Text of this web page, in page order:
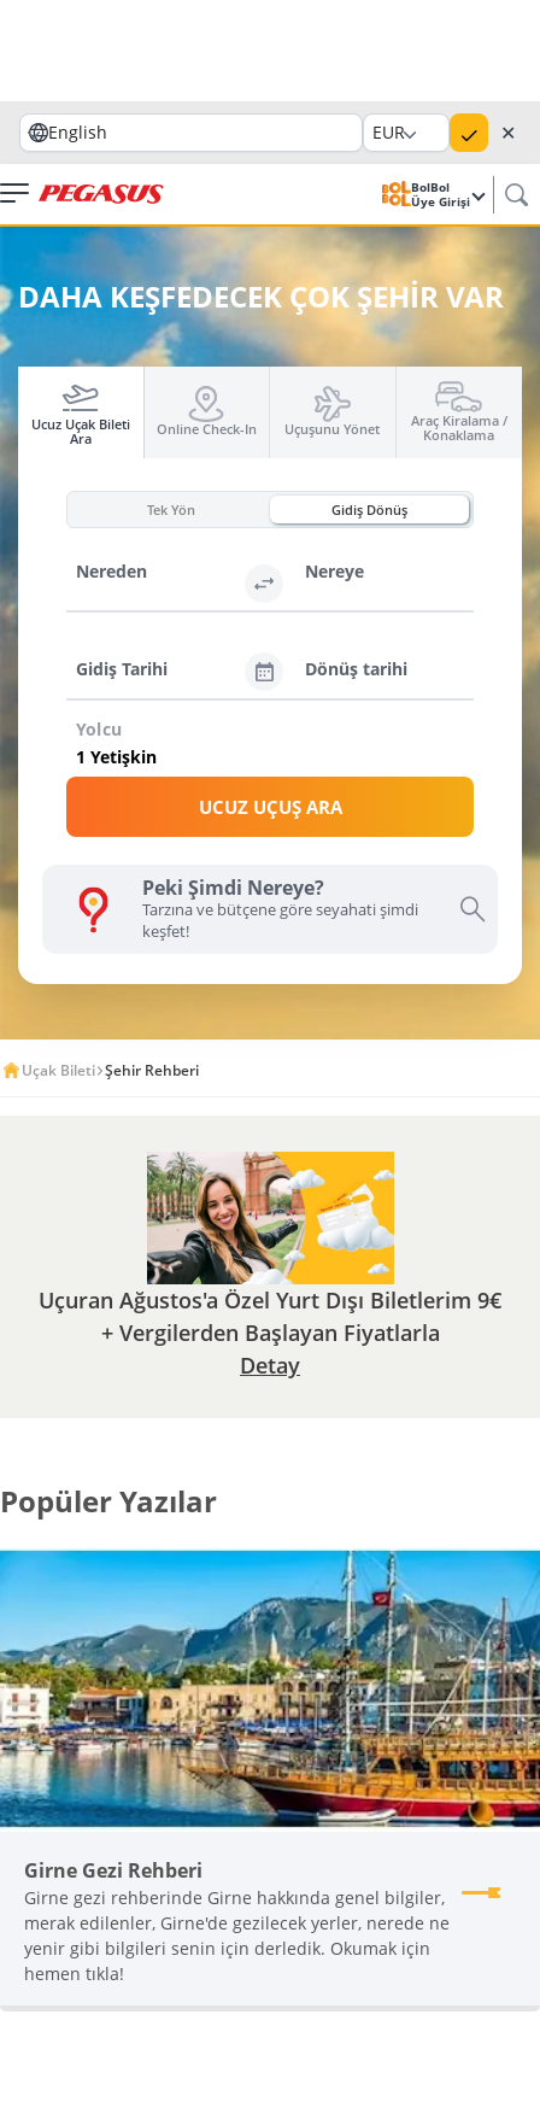
English EUR ✕
BolBol
Üye Girişi
DAHA KEŞFEDECEK ÇOK ŞEHİR VAR
Ucuz Uçak Bileti
Ara
Online Check-In Uçuşunu Yönet
Araç Kiralama /
Konaklama
Tek Yön Gidiş Dönüş
Nereden Nereye
Gidiş Tarihi Dönüş tarihi
Yolcu
UCUZ UÇUŞ ARA
Peki Şimdi Nereye?
Tarzına ve bütçene göre seyahati şimdi
keşfet!
Uçak Bileti Şehir Rehberi
Uçuran Ağustos'a Özel Yurt Dışı Biletlerim 9€
+ Vergilerden Başlayan Fiyatlarla
Detay
Popüler Yazılar
Girne Gezi Rehberi
Girne gezi rehberinde Girne hakkında genel bilgiler,
merak edilenler, Girne'de gezilecek yerler, nerede ne
yenir gibi bilgileri senin için derledik. Okumak için
hemen tıkla!